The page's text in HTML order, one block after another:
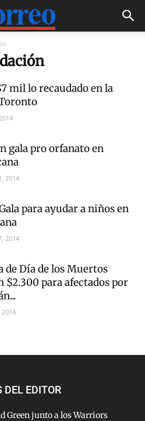
mil lo recaudado en la
gala pro orfanato en
2014
para ayudar a niños en
2014
de Día de los Muertos
$2.300 para afectados por
DEL EDITOR
Green junto a los Warriors